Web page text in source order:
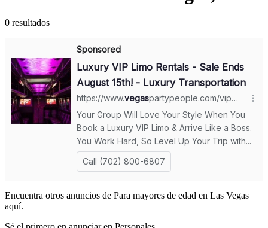
0 resultados
Encuentra otros anuncios de Para mayores de edad en Las Vegas
aquí.